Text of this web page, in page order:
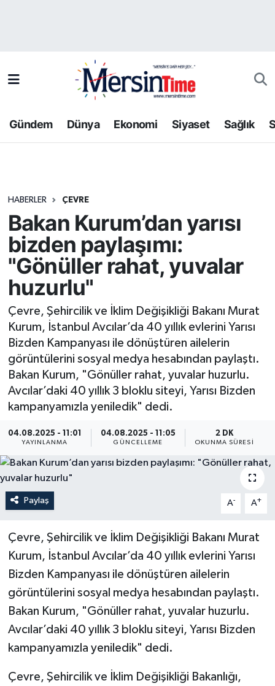
Gündem Dünya Ekonomi Siyaset Sağlık
HABERLER ÇEVRE
Bakan Kurum’dan yarısı
bizden paylaşımı:
"Gönüller rahat, yuvalar
huzurlu"
Çevre, Şehircilik ve İklim Değişikliği Bakanı Murat
Kurum, İstanbul Avcılar’da 40 yıllık evlerini Yarısı
Bizden Kampanyası ile dönüştüren ailelerin
görüntülerini sosyal medya hesabından paylaştı.
Bakan Kurum, "Gönüller rahat, yuvalar huzurlu.
Avcılar’daki 40 yıllık 3 bloklu siteyi, Yarısı Bizden
kampanyamızla yeniledik" dedi.
04.08.2025 - 11:01
YAYINLANMA
04.08.2025 - 11:05
GÜNCELLEME
2 DK
OKUNMA SÜRESI
Paylaş A- A+
Çevre, Şehircilik ve İklim Değişikliği Bakanı Murat
Kurum, İstanbul Avcılar’da 40 yıllık evlerini Yarısı
Bizden Kampanyası ile dönüştüren ailelerin
görüntülerini sosyal medya hesabından paylaştı.
Bakan Kurum, "Gönüller rahat, yuvalar huzurlu.
Avcılar’daki 40 yıllık 3 bloklu siteyi, Yarısı Bizden
kampanyamızla yeniledik" dedi.
Çevre, Şehircilik ve İklim Değişikliği Bakanlığı,
Bilim-Teknoloji
Dünya
Ekonomi
Gündem
Kültür-Sanat
Resmi İlan
Sağlık
Siyaset
Spor
Trafik Durumu
Tüm Manşetler
Haber Arşivi